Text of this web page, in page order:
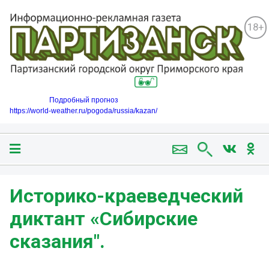
18+
Подробный прогноз
https://world-weather.ru/pogoda/russia/kazan/
Историко-краеведческий
диктант «Сибирские
сказания".